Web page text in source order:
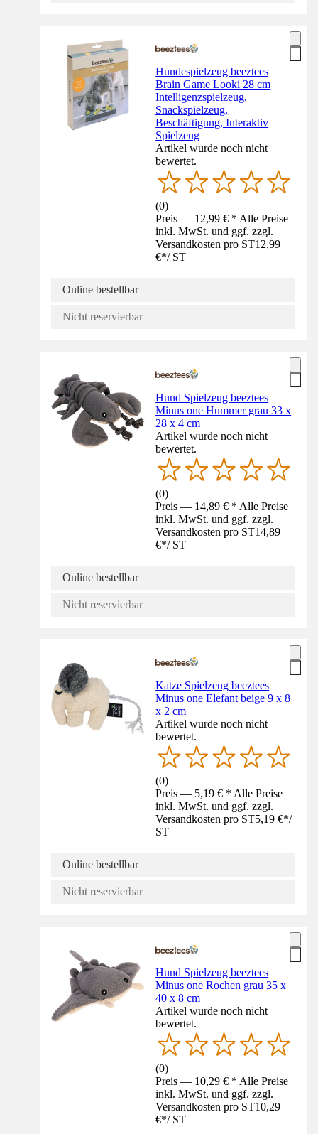
Hundespielzeug beeztees
Brain Game Looki 28 cm
Intelligenzspielzeug,
Snackspielzeug,
Beschäftigung, Interaktiv
Spielzeug
Artikel wurde noch nicht
bewertet.
(0)
Preis — 12,99 € * Alle Preise
inkl. MwSt. und ggf. zzgl.
Versandkosten pro ST12,99
€*/ ST
Online bestellbar
Nicht reservierbar
Hund Spielzeug beeztees
Minus one Hummer grau 33 x
28 x 4 cm
Artikel wurde noch nicht
bewertet.
(0)
Preis — 14,89 € * Alle Preise
inkl. MwSt. und ggf. zzgl.
Versandkosten pro ST14,89
€*/ ST
Online bestellbar
Nicht reservierbar
Katze Spielzeug beeztees
Minus one Elefant beige 9 x 8
x 2 cm
Artikel wurde noch nicht
bewertet.
(0)
Preis — 5,19 € * Alle Preise
inkl. MwSt. und ggf. zzgl.
Versandkosten pro ST5,19 €*/
ST
Online bestellbar
Nicht reservierbar
Hund Spielzeug beeztees
Minus one Rochen grau 35 x
40 x 8 cm
Artikel wurde noch nicht
bewertet.
(0)
Preis — 10,29 € * Alle Preise
inkl. MwSt. und ggf. zzgl.
Versandkosten pro ST10,29
€*/ ST